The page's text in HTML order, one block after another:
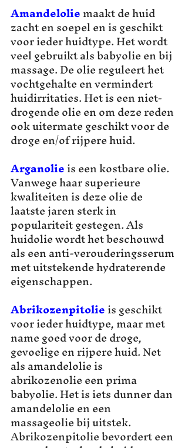
Amandeloliemaakt de huid
zacht en soepel en is geschikt
voor ieder huidtype. Het wordt
veel gebruikt als babyolie en bij
massage. De olie reguleert het
vochtgehalte en vermindert
huidirritaties. Het is een niet-
drogende olie en om deze reden
ook uitermate geschikt voor de
droge en/of rijpere huid.
Arganolieis een kostbare olie.
Vanwege haar superieure
kwaliteiten is deze olie de
laatste jaren sterk in
populariteit gestegen. Als
huidolie wordt het beschouwd
als een anti-verouderingsserum
met uitstekende hydraterende
eigenschappen.
Abrikozenpitolie is geschikt
voor ieder huidtype, maar met
name goed voor de droge,
gevoelige en rijpere huid. Net
als amandelolie is
abrikozenolieeen prima
babyolie. Het is iets dunner dan
amandelolie en een
massageolie bij uitstek.
Abrikozenpitolie bevordert een